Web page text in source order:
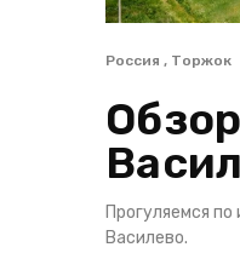
Россия , Торжок
Прогуляемся
Василево.